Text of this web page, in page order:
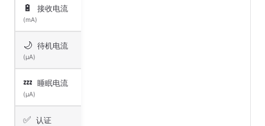
🔋 接收电流
(mA)
🌙 待机电流
(μA)
💤 睡眠电流
(μA)
✅ 认证